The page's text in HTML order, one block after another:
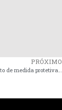
PRÓXIMO
Polícia Civil prende homem por descumprimento de medida protetiva, em Viana